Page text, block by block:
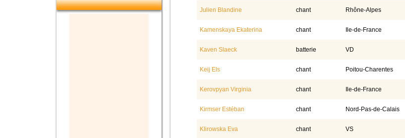
Julien Blandine chant Rhône-Alpes
Kamenskaya Ekaterina chant Ile-de-France
Kaven Slaeck batterie VD
Keij Els chant Poitou-Charentes
Kerovpyan Virginia chant Ile-de-France
Kirmser Estéban chant Nord-Pas-de-Calais
Klirowska Eva chant VS